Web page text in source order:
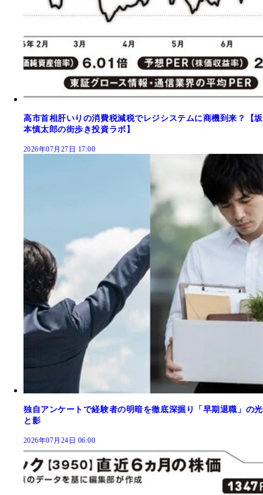
高市首相肝いりの消費税減税でレジシステムに商機到来？【坂
本慎太郎の街歩き投資ラボ】
2026年07月27日 17:00
独自アンケートで経験者の明暗を徹底深掘り「早期退職」の光
と影
2026年07月24日 06:00